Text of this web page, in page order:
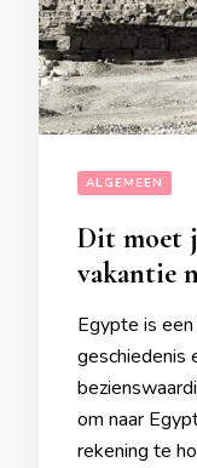
ALGEMEEN
Dit moet
vakantie
Egypte is
geschiedenis
om naar
rekening te